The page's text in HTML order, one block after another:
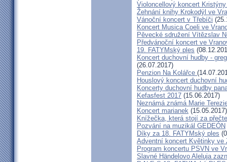
Violoncellový koncert
Žehnání knihy Krokodýl ve
Vánoční koncert v Třebíči
Koncert Musica Coeli ve
Pěvecké sdružení Vítězslav
Předvánoční koncert ve
19. FATYMský ples
Koncert duchovní hudby -
(26.07.2017)
Penzion Na Kolářce
Houslový koncert duchovní
Koncerty duchovní hudby
Kefasfest 2017 (15.06.2017)
Neznámá známá Marie
Koncert marianek (15.05.2017)
Knížečka, která stojí za
Pozvání na muzikál GEDEÓN
Díky za 18. FATYMský ples
Adventní koncert Květinky ve
Program koncertu PSVN ve
Slavné Händelovo Aleluja